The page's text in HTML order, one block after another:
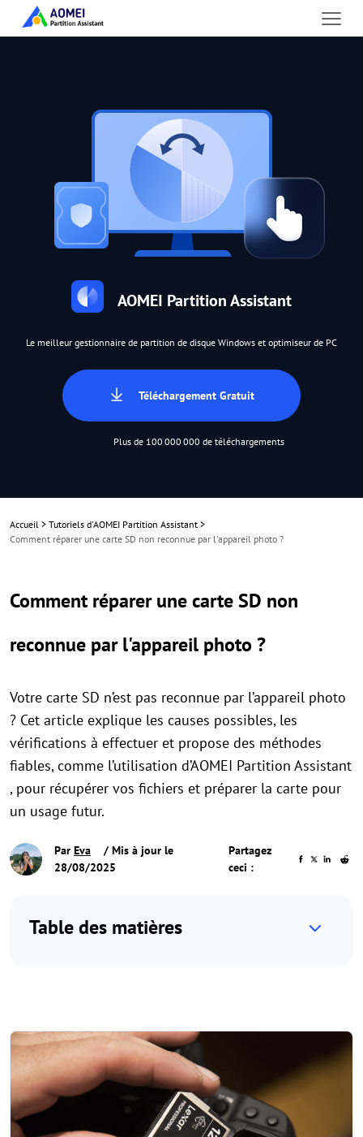
AOMEI Partition Assistant
Le meilleur gestionnaire de partition de disque Windows et optimiseur de PC
Téléchargement Gratuit
Plus de 100 000 000 de téléchargements
Accueil > Tutoriels d'AOMEI Partition Assistant >
Comment réparer une carte SD non reconnue par l'appareil photo ?
Comment réparer une carte SD non
reconnue par l'appareil photo ?
Votre carte SD n’est pas reconnue par l’appareil photo
? Cet article explique les causes possibles, les
vérifications à effectuer et propose des méthodes
fiables, comme l’utilisation d’AOMEI Partition Assistant
, pour récupérer vos fichiers et préparer la carte pour
un usage futur.
Par Eva
/ Mis à jour le
28/08/2025
Partagez
ceci :
Table des matières